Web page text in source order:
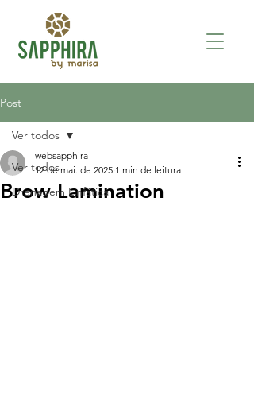
Post
Ver todos
Drenagem Linfática
Ver todos
Brow Lamination
websapphira
12 de mai. de 2025 1 min de leitura